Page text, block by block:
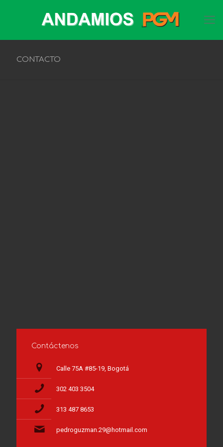
CONTACTO
Contáctenos
Calle 75A #85-19, Bogotá
302 403 3504
313 487 8653
pedroguzman.29@hotmail.com